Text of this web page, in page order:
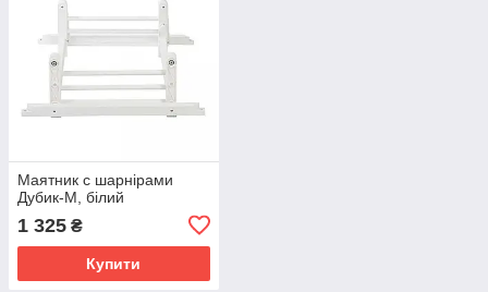
Маятник с шарнірами
Дубик-М, білий
1 325 ₴
Купити